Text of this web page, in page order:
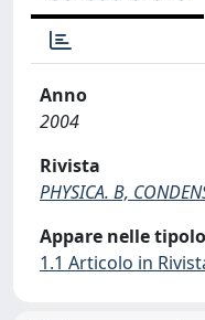
Anno
2004
Rivista
PHYSICA. B,
Appare nelle
1.1 Articolo in